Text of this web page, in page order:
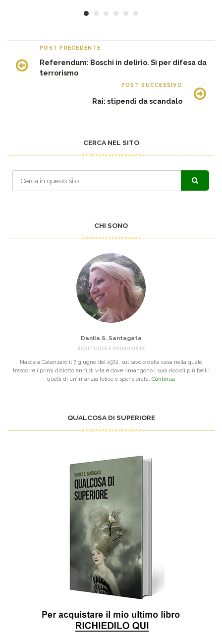
POST PRECEDENTE
Referendum: Boschi in delirio. Sì per difesa da
terrorismo
POST SUCCESSIVO
Rai: stipendi da scandalo
CERCA NEL SITO
CHI SONO
Danila S. Santagata
SCRITTRICE E OPINIONISTA
Nasce a Catanzaro il 7 giugno del 1972, sul tavolo della casa nella quale
trascorre i primi diciotto anni di vita e dove rimangono i suoi ricordi più belli:
quelli di un’infanzia felice e spensierata. Continua
QUALCOSA DI SUPERIORE